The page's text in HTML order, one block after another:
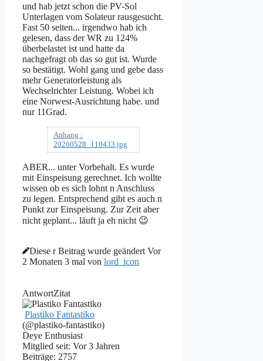
und hab jetzt schon die PV-Sol
Unterlagen vom Solateur rausgesucht.
Fast 50 seiten... irgendwo hab ich
gelesen, dass der WR zu 124%
überbelastet ist und hatte da
nachgefragt ob das so gut ist. Wurde
so bestätigt. Wohl gang und gebe dass
mehr Generatorleistung als
Wechselrichter Leistung. Wobei ich
eine Norwest-Ausrichtung habe. und
nur 11Grad.
Anhang :
20260528_110433.jpg
ABER... unter Vorbehalt. Es wurde
mit Einspeisung gerechnet. Ich wollte
wissen ob es sich lohnt n Anschluss
zu legen. Entsprechend gibt es auch n
Punkt zur Einspeisung. Zur Zeit aber
nicht geplant... läuft ja eh nicht 😉
Diese r Beitrag wurde geändert Vor
2 Monaten 3 mal von lord_icon
AntwortZitat
Plastiko Fantastiko
(@plastiko-fantastiko)
Deye Enthusiast
Mitglied seit: Vor 3 Jahren
Beiträge: 2757